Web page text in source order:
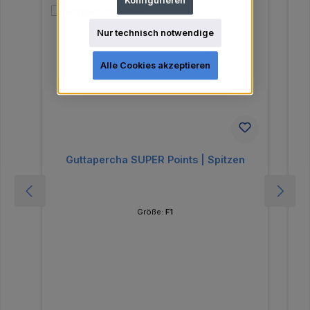
Guttapercha SUPER Points | Spitzen
Größe: F1
Nur technisch notwendige
Alle Cookies akzeptieren